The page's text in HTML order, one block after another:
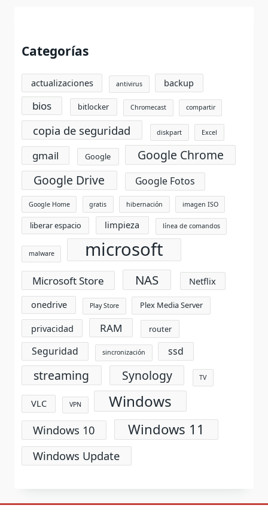
Categorías
actualizaciones antivirus backup
bios bitlocker Chromecast compartir
copia de seguridad diskpart Excel
gmail Google
Google Chrome
Google Drive
Google Fotos
Google Home gratis hibernación imagen ISO
liberar espacio limpieza línea de comandos
malware microsoft
Microsoft Store NAS
Netflix
onedrive
Play Store Plex Media Server
privacidad RAM router
Seguridad sincronización ssd
streaming Synology TV
VLC VPN Windows
Windows 10 Windows 11
Windows Update